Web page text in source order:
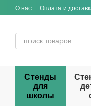
Перейти к основному
О нас Оплата и
Стенды
для
школы